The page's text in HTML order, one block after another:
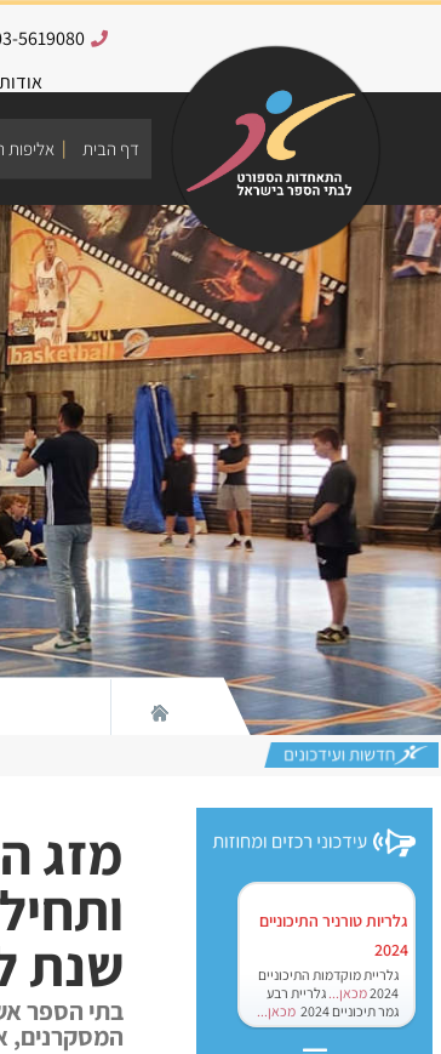
5619080
דף הבית אליפות
גלריות טורניר התיכוניים
2024
גלריית מוקדמות התיכוניים
2024מכאן... גלריית רבע
גמר תיכוניים 2024
מכאן...
מזג
שנת
בתי הספר
המסקרנים,